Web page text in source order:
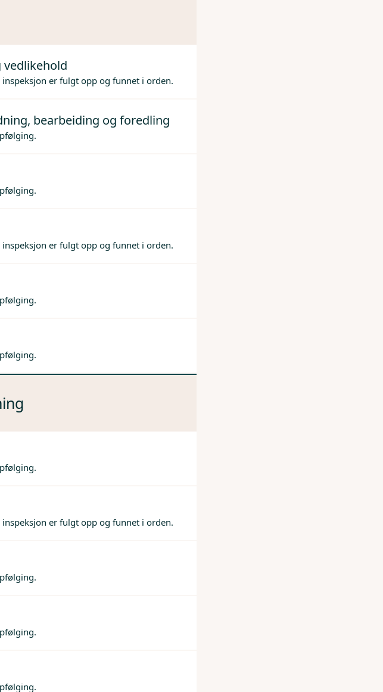
vedlikehold
er fulgt opp og funnet i orden.
bearbeiding og foredling
er fulgt opp og funnet i orden.
er fulgt opp og funnet i orden.